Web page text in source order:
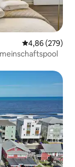
4,86 (279)